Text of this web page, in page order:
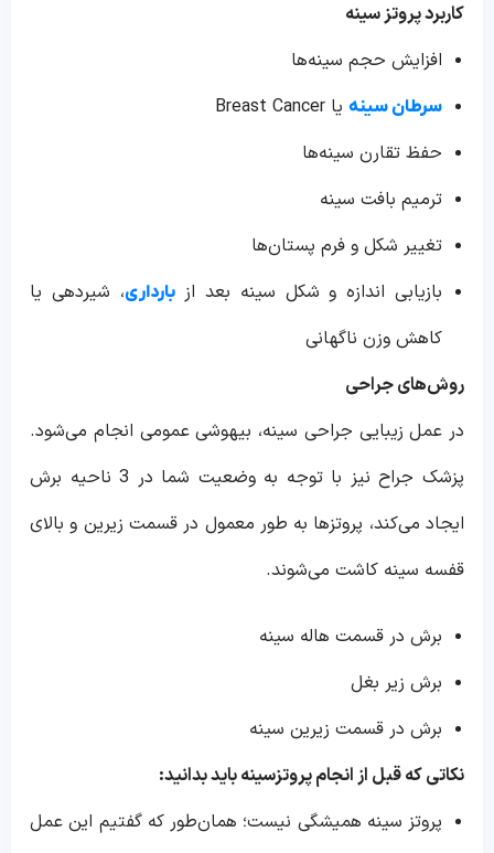
کاربرد پروتز سینه
افزایش حجم سینه‌ها
سرطان سینه یا Breast Cancer
حفظ تقارن سینه‌ها
ترمیم بافت سینه
تغییر شکل و فرم پستان‌ها
بازیابی اندازه و شکل سینه بعد ازبارداری، شیردهی یا
کاهش وزن ناگهانی
روش‌های جراحی
در عمل زیبایی جراحی سینه، بیهوشی عمومی انجام می‌شود.
پزشک جراح نیز با توجه به وضعیت شما در 3 ناحیه برش
ایجاد می‌کند، پروتزها به طور معمول در قسمت زیرین و بالای
قفسه سینه کاشت می‌شوند.
برش در قسمت هاله سینه
برش زیر بغل
برش در قسمت زیرین سینه
نکاتی که قبل از انجام پروتزسینه باید بدانید:
پروتز سینه همیشگی نیست؛ همان‌طور که گفتیم این عمل